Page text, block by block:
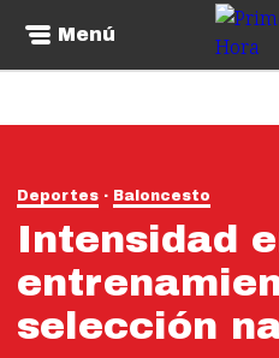
Menú
Deportes Baloncesto
Intensidad
selección